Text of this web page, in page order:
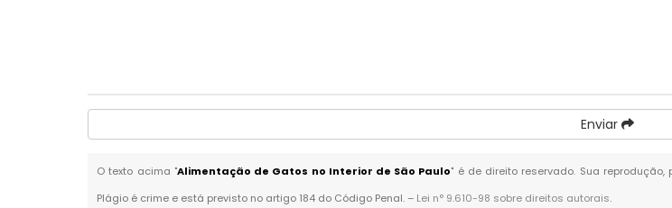
Enviar
O texto acima "Alimentação de Gatos no Interior de São Paulo" é de direito reservado. Sua
Plágio é crime e está previsto no artigo 184 do Código Penal. – Lei n° 9.610-98 sobre direitos autorais.